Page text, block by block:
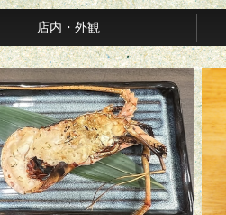
店内・外観